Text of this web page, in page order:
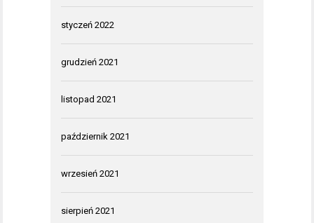
styczeń 2022
grudzień 2021
listopad 2021
październik 2021
wrzesień 2021
sierpień 2021